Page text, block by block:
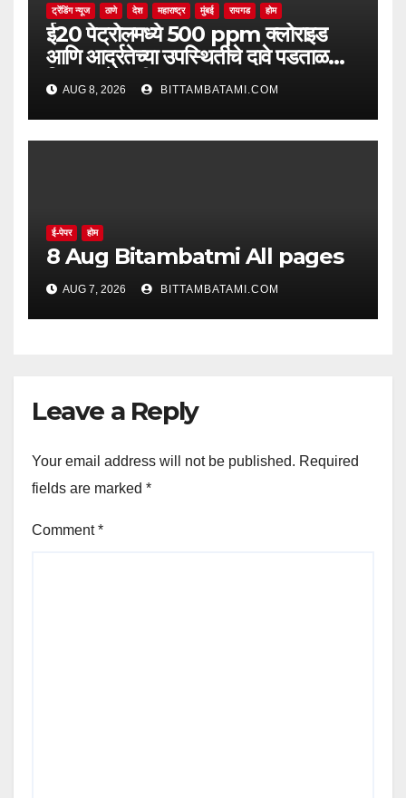
ट्रेंडिंग न्यूज ठाणे देश महाराष्ट्र मुंबई रायगड होम
ई20 पेट्रोलमध्ये 500 ppm क्लोराइड
आणि आर्द्रतेच्या उपस्थितीचे दावे पडताळणीत
सिद्ध झाले नाहीत
AUG 8, 2026 BITTAMBATAMI.COM
ई-पेपर होम
8 Aug Bitambatmi All pages
AUG 7, 2026 BITTAMBATAMI.COM
Leave a Reply
Your email address will not be published. Required
fields are marked *
Comment*